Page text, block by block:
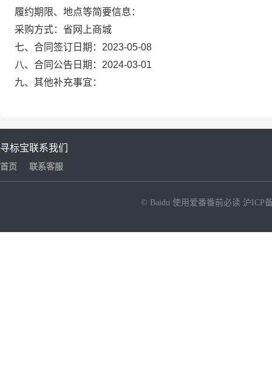
履约期限、地点等简要信息：
采购方式：省网上商城
七、合同签订日期：2023-05-08
八、合同公告日期：2024-03-01
九、其他补充事宜：
寻标宝
首页
联系我们
联系客服
© Baidu 使用爱番番前必读 沪ICP